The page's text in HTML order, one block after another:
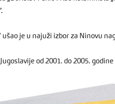
je u najuži izbor za Ninovu
od 2001. do 2005.